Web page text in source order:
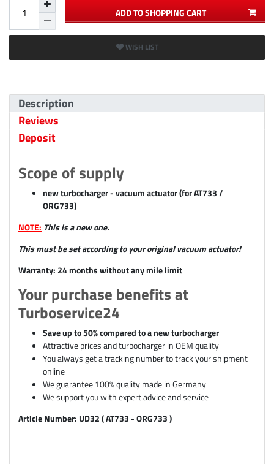
ADD TO SHOPPING CART
WISH LIST
Description
Reviews
Deposit
Scope of supply
new turbocharger - vacuum actuator (for AT733 /
ORG733)
NOTE: This is a new one.
This must be set according to your original vacuum actuator!
Warranty: 24 months without any mile limit
Your purchase benefits at
Turboservice24
Save up to 50% compared to a new turbocharger
Attractive prices and turbocharger in OEM quality
You always get a tracking number to track your shipment
online
We guarantee 100% quality made in Germany
We support you with expert advice and service
Article Number: UD32 ( AT733 - ORG733 )